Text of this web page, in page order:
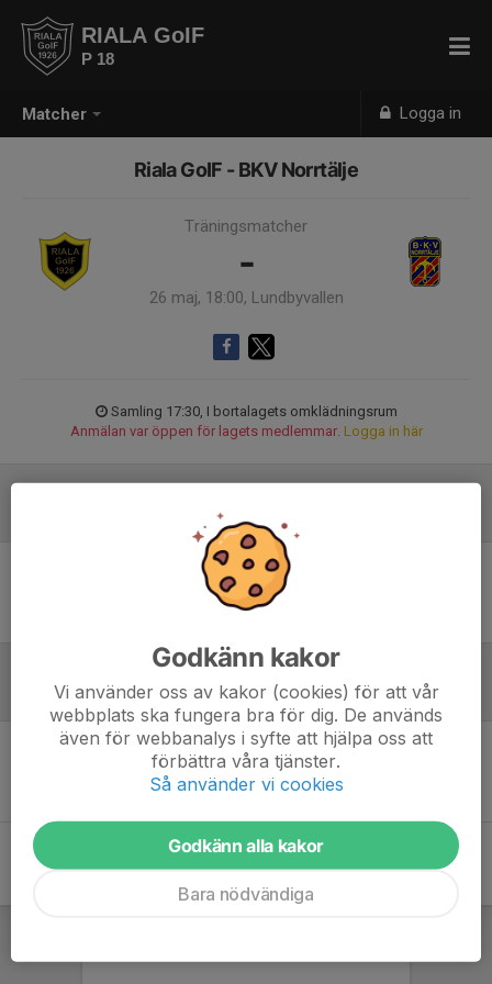
Matcher Logga in
RIALA GoIF
P 18
Riala GoIF - BKV Norrtälje
Träningsmatcher
-
26 maj, 18:00, Lundbyvallen
Samling 17:30, I bortalagets omklädningsrum
Anmälan var öppen för lagets medlemmar. Logga in här
Ingen uppställning ifylld
Referat
Inget referat skrivet
Godkänn kakor
Vi använder oss av kakor (cookies) för att vår
webbplats ska fungera bra för dig. De används
även för webbanalys i syfte att hjälpa oss att
förbättra våra tjänster.
Så använder vi cookies
Godkänn alla kakor
Bara nödvändiga